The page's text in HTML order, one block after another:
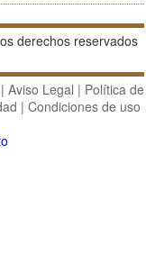
derechos reservados
| Aviso Legal | Política de
| Condiciones de uso